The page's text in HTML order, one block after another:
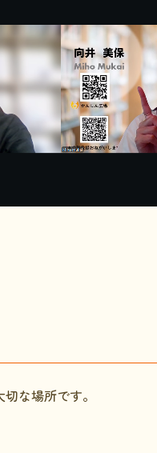
な場所です。